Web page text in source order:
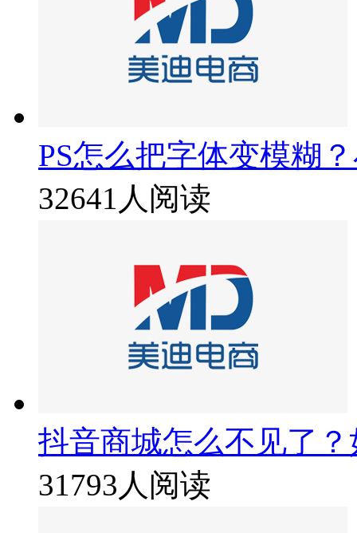
PS怎么把字体变模糊
32641人阅读
抖音商城怎么不见了
31793人阅读